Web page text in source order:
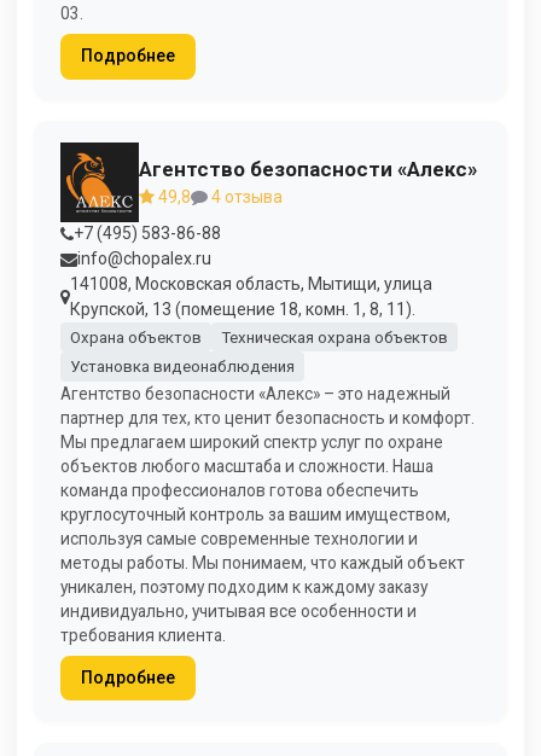
03.
Подробнее
Агентство безопасности «Алекс»
49,8
4 отзыва
+7 (495) 583-86-88
info@chopalex.ru
141008, Московская область, Мытищи, улица
Крупской, 13 (помещение 18, комн. 1, 8, 11).
Охрана объектов
Техническая охрана объектов
Установка видеонаблюдения
Агентство безопасности «Алекс» – это надежный
партнер для тех, кто ценит безопасность и комфорт.
Мы предлагаем широкий спектр услуг по охране
объектов любого масштаба и сложности. Наша
команда профессионалов готова обеспечить
круглосуточный контроль за вашим имуществом,
используя самые современные технологии и
методы работы. Мы понимаем, что каждый объект
уникален, поэтому подходим к каждому заказу
индивидуально, учитывая все особенности и
требования клиента.
Подробнее